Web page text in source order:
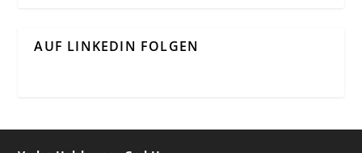
AUF LINKEDIN FOLGEN